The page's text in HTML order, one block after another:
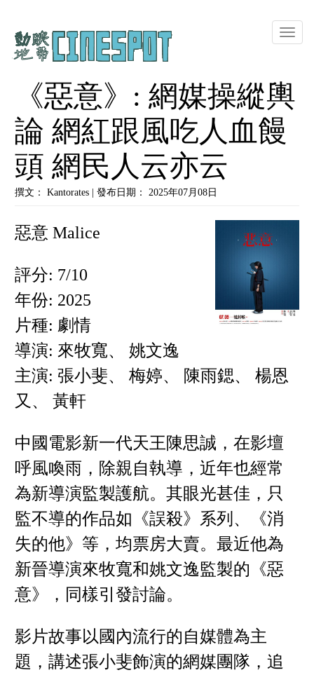
Toggle
《惡意》: 網媒操縱輿
論 網紅跟風吃人血饅
頭 網民人云亦云
撰文： Kantorates | 發布日期： 2025年07月08日
惡意 Malice
評分: 7/10
年份: 2025
片種: 劇情
導演: 來牧寬、 姚文逸
主演: 張小斐、 梅婷、 陳雨鍶、 楊恩
又、 黃軒
中國電影新一代天王陳思誠，在影壇
呼風喚雨，除親自執導，近年也經常
為新導演監製護航。其眼光甚佳，只
監不導的作品如《誤殺》系列、《消
失的他》等，均票房大賣。最近他為
新晉導演來牧寬和姚文逸監製的《惡
意》，同樣引發討論。
影片故事以國內流行的自媒體為主
題，講述張小斐飾演的網媒團隊，追